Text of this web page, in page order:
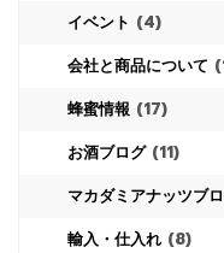
イベント (4)
会社と商品について
蜂蜜情報 (17)
お酒ブログ(11)
マカダミアナッツブ
輸入・仕入れ (8)